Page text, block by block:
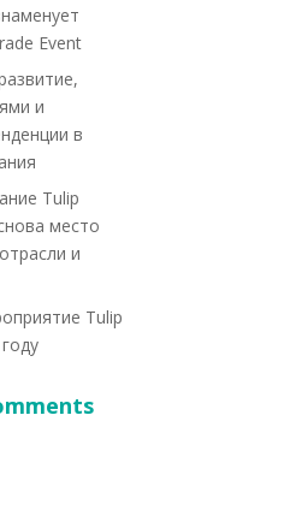
Event
и
в
Tulip
место
и
Tulip